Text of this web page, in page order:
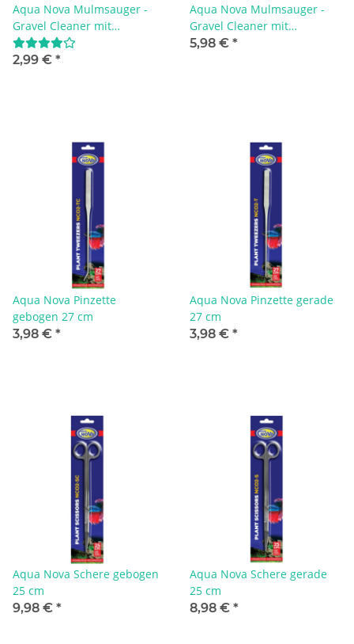
Aqua Nova Mulmsauger -
Gravel Cleaner mit
Ansaugpumpe S
2,99 € *
Aqua Nova Mulmsauger -
Gravel Cleaner mit
Ansaugpumpe und Ventil
5,98 € *
Aqua Nova Pinzette
gebogen 27 cm
3,98 € *
Aqua Nova Pinzette gerade
27 cm
3,98 € *
Aqua Nova Schere gebogen
25 cm
9,98 € *
Aqua Nova Schere gerade
25 cm
8,98 € *